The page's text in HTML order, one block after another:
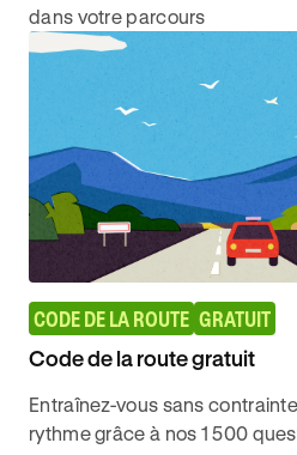
dans votre parcours
CODE DE LA ROUTE GRATUIT
Code de la route gratuit
Entraînez-vous sans
rythme grâce à nos 1 500